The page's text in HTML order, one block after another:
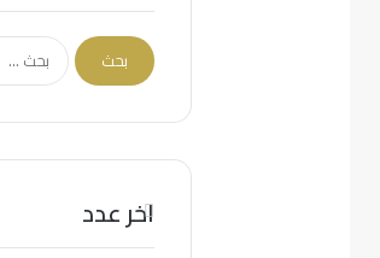
البحث
عن:
اخر عدد